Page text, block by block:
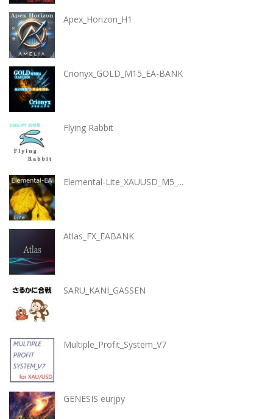
Apex_Horizon_H1
Crionyx_GOLD_M15_EA-BANK
Flying Rabbit
Elemental-Lite_XAUUSD_M5_...
Atlas_FX_EABANK
SARU_KANI_GASSEN
Multiple_Profit_System_V7
GENESIS eurjpy